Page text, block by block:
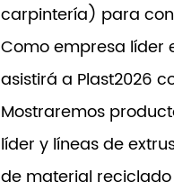
carpintería) para
Como empresa líder
asistirá a Plast2026
Mostraremos
líder y líneas de
de material